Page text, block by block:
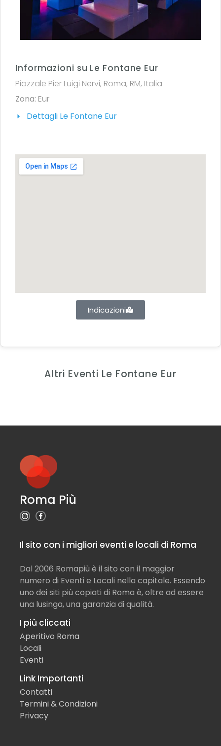
Informazioni su Le Fontane Eur
Piazzale Pier Luigi Nervi, Roma, RM, Italia
Zona: Eur
Dettagli Le Fontane Eur
Indicazioni
Altri Eventi Le Fontane Eur
Roma Più
Il sito con i migliori eventi e locali di Roma
Dal 2006 Romapiù è il sito con il maggior
numero di Eventi e Locali nella capitale. Essendo
uno dei siti più copiati di Roma è, oltre ad essere
una lusinga, una garanzia di qualità.
I più cliccati
Aperitivo Roma
Locali
Eventi
Link Importanti
Contatti
Termini & Condizioni
Privacy